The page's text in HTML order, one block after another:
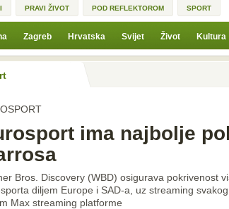
PRAVI ŽIVOT POD REFLEKTOROM SPORT
Zagreb Hrvatska Svijet Život Kultura
ima najbolje
Bros. Discovery (WBD) osigurava pokrivenost
diljem Europe i SAD-a, uz streaming
Max streaming platforme